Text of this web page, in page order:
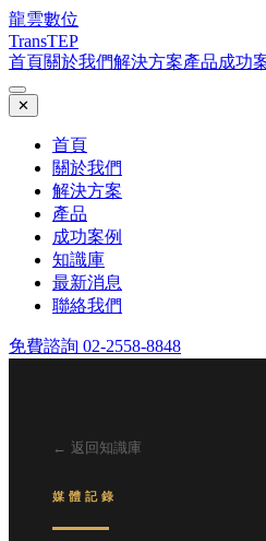
龍雲數位
TransTEP
首頁關於我們解決方案產品成功
✕
首頁
關於我們
解決方案
產品
成功案例
知識庫
最新消息
聯絡我們
免費諮詢 02-2558-8848
← 返回知識庫
媒體記錄